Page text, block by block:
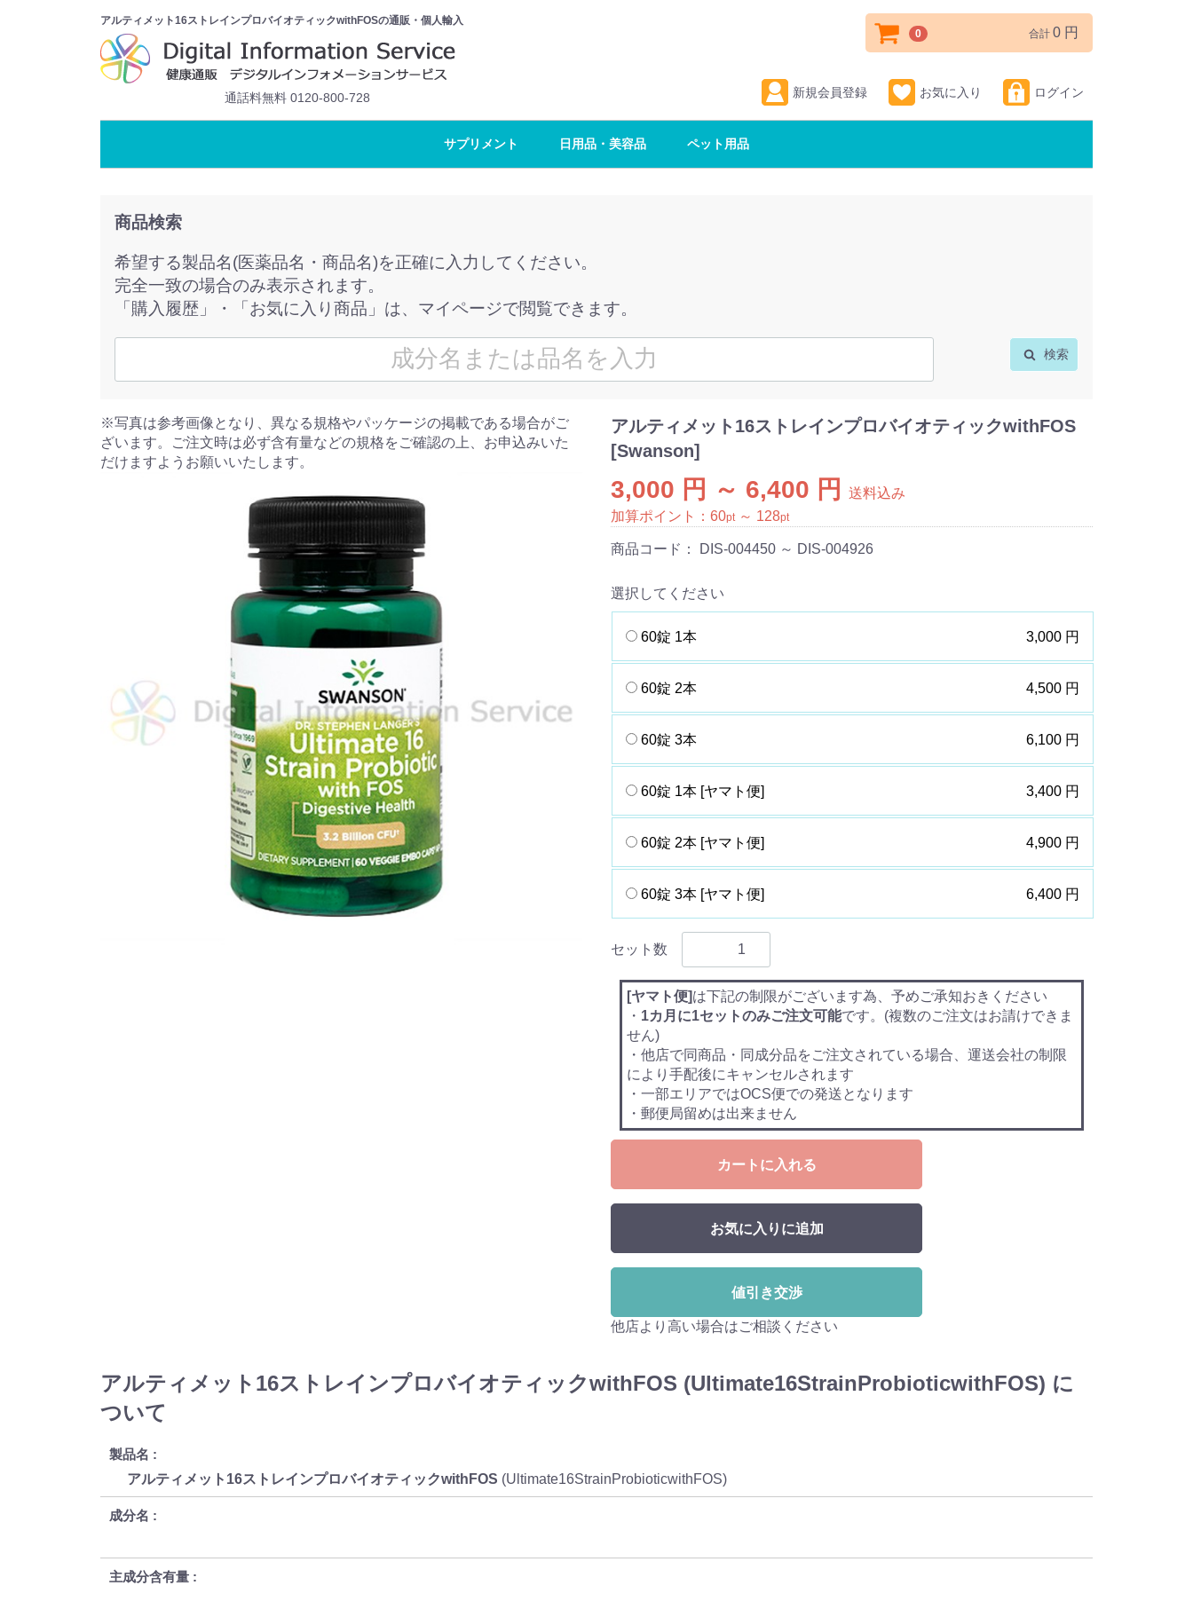
アルティメット16ストレインプロバイオティックwithFOSの通販・個人輸入
通話料無料 0120-800-728 新規会員登録 お気に入り ログイン
0 合計 0 円
サプリメント 日用品・美容品 ペット用品
商品検索
希望する製品名(医薬品名・商品名)を正確に入力してください。
完全一致の場合のみ表示されます。
「購入履歴」・「お気に入り商品」は、マイページで閲覧できます。
検索
※写真は参考画像となり、異なる規格やパッケージの掲載である場合がご
ざいます。ご注文時は必ず含有量などの規格をご確認の上、お申込みいた
だけますようお願いいたします。
アルティメット16ストレインプロバイオティックwithFOS
[Swanson]
3,000 円 ～ 6,400 円
送料込み
加算ポイント： 60pt ～ 128pt
商品コード： DIS-004450 ～ DIS-004926
選択してください
60錠 1本 3,000 円
60錠 2本 4,500 円
60錠 3本 6,100 円
60錠 1本 [ヤマト便] 3,400 円
60錠 2本 [ヤマト便] 4,900 円
60錠 3本 [ヤマト便] 6,400 円
セット数
[ヤマト便]は下記の制限がございます為、予めご承知おきください
・ 1カ月に1セットのみご注文可能です。(複数のご注文はお請けできま
せん)
・他店で同商品・同成分品をご注文されている場合、運送会社の制限
により手配後にキャンセルされます
・一部エリアではOCS便での発送となります
・郵便局留めは出来ません
カートに入れる
お気に入りに追加
値引き交渉
他店より高い場合はご相談ください
アルティメット16ストレインプロバイオティックwithFOS (Ultimate16StrainProbioticwithFOS) に
ついて
製品名
アルティメット16ストレインプロバイオティックwithFOS (Ultimate16StrainProbioticwithFOS)
成分名
主成分含有量